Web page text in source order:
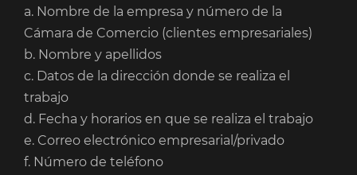
a. Nombre de la empresa y número de la
Cámara de Comercio (clientes empresariales)
b. Nombre y apellidos
c. Datos de la dirección donde se realiza el
trabajo
d. Fecha y horarios en que se realiza el trabajo
e. Correo electrónico empresarial/privado
f. Número de teléfono